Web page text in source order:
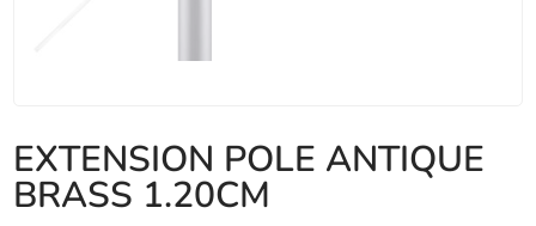
EXTENSION POLE ANTIQUE
BRASS 1.20CM